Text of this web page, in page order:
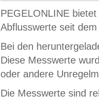
PEGELONLINE
Abflusswerte seit
Bei den
Diese Messwerte
oder andere
Die Messwerte sind